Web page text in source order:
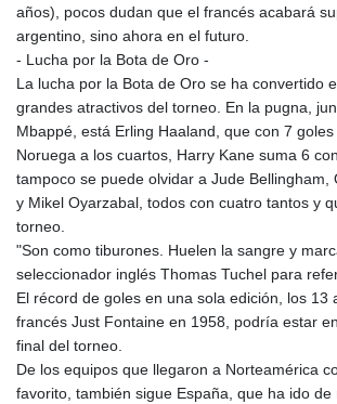
años), pocos dudan que el francés acabará
argentino, sino ahora en el futuro.
- Lucha por la Bota de Oro -
La lucha por la Bota de Oro se ha convertido
grandes atractivos del torneo. En la pugna,
Mbappé, está Erling Haaland, que con 7
Noruega a los cuartos, Harry Kane suma 6
tampoco se puede olvidar a Jude Bellingham,
y Mikel Oyarzabal, todos con cuatro tantos y
torneo.
"Son como tiburones. Huelen la sangre y
seleccionador inglés Thomas Tuchel para
El récord de goles en una sola edición, los 13
francés Just Fontaine en 1958, podría estar
final del torneo.
De los equipos que llegaron a Norteamérica
favorito, también sigue España, que ha ido